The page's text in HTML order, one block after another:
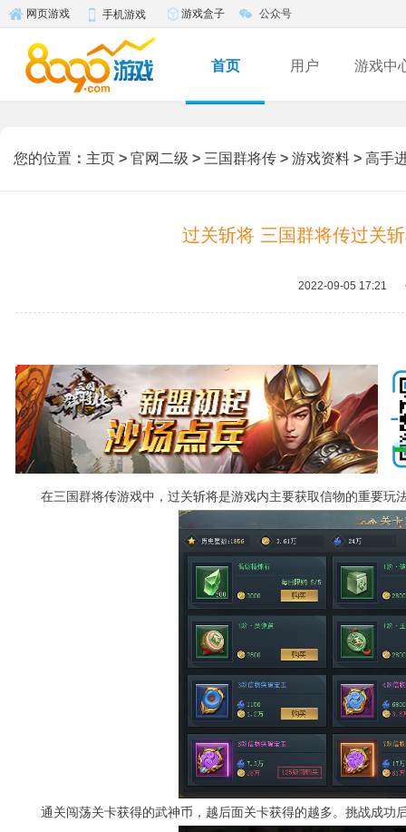
网页游戏 手机游戏 游戏盒子 公众号
首页 用户 游戏中
您的位置 ： 主页 > 官网二级 > 三国群将传 > 游戏资料 > 高手
过关斩将 三国群将传过关
2022-09-05 17:21
在三国群将传游戏中，过关斩将是游戏内主要获取信物的重要玩
通关闯荡关卡获得的武神币，越后面关卡获得的越多。挑战成功